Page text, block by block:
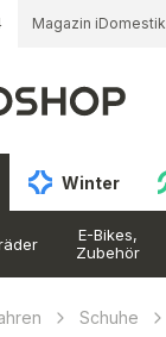
Magazin iDomestik
Winter
E-Bikes,
Zubehör
Schuhe